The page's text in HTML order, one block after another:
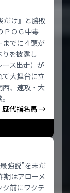
だけ』と勝敗
ＰＯＧ中毒
までに４頭が
を披露し
ース出走）が
て大舞台に立
西、速攻・大
歴代指名馬 →
強説”を未だ
期はアローメ
ク前にワクテ